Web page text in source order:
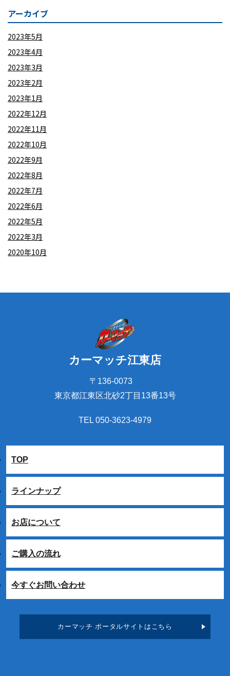
アーカイブ
2023年5月
2023年4月
2023年3月
2023年2月
2023年1月
2022年12月
2022年11月
2022年10月
2022年9月
2022年8月
2022年7月
2022年6月
2022年5月
2022年3月
2020年10月
カーマッチ江東店
〒136-0073
東京都江東区北砂2丁目13番13号
TEL 050-3623-4979
TOP
ラインナップ
お店について
ご購入の流れ
今すぐお問い合わせ
カーマッチ ポータルサイトはこちら